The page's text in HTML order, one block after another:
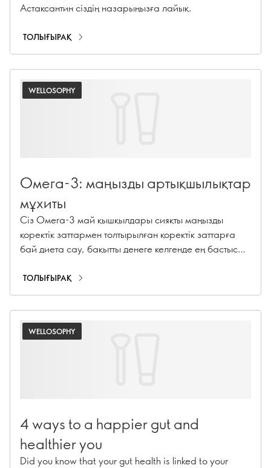
Астаксантин сіздің назарыңызға лайық.
ТОЛЫҒЫРАҚ
WELLOSOPHY
Омега-3: маңызды артықшылықтар
мұхиты
Сіз Омега-3 май қышқылдары сияқты маңызды
қоректік заттармен толтырылған қоректік заттарға
бай диета сау, бақытты денеге келгенде ең бастысы
ең жақсы орын?
ТОЛЫҒЫРАҚ
WELLOSOPHY
4 ways to a happier gut and
healthier you
Did you know that your gut health is linked to your